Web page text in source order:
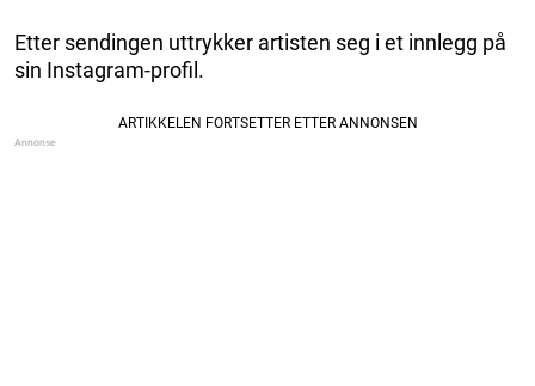
Etter sendingen uttrykker artisten seg i et innlegg på
sin Instagram-profil.